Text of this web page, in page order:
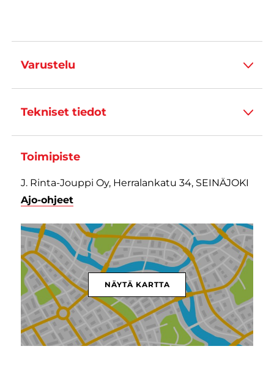
Varustelu
Tekniset tiedot
Toimipiste
J. Rinta-Jouppi Oy, Herralankatu 34, SEINÄJOKI
Ajo-ohjeet
NÄYTÄ KARTTA